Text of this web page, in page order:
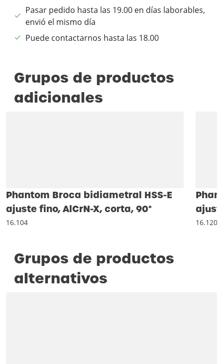
Pasar pedido hasta las 19.00 en días laborables,
envió el mismo día
Puede contactarnos hasta las 18.00
Grupos de productos
adicionales
Phantom Broca bidiametral HSS-E
ajuste fino, AlCrN-X, corta, 90°
16.104 16.120
Grupos de productos
alternativos